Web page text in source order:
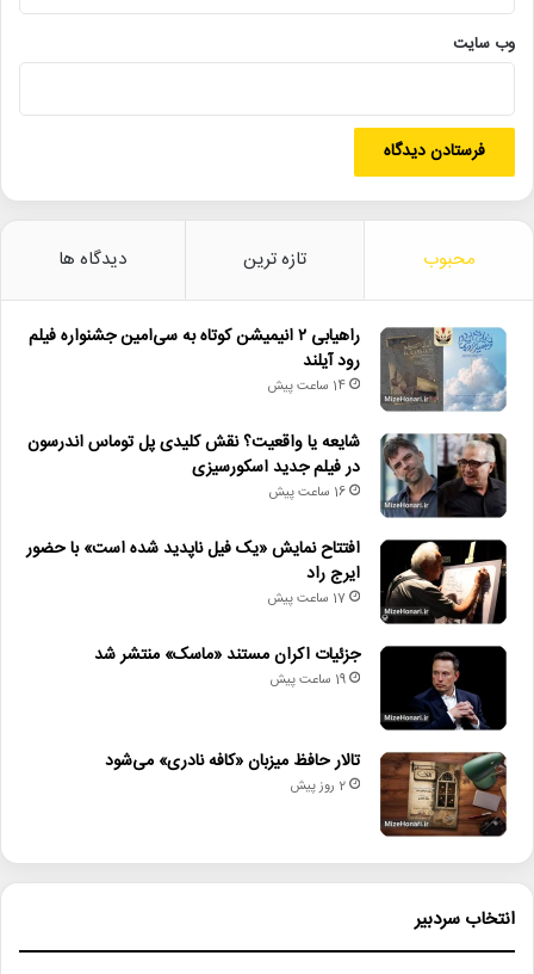
• تالار حافظ میزبان «کافه نادری» می‌شود
• نمایش ۲ فیلم در «پاتوق مستند»
تعلیق_عضویت
شانه_ساز_زاده
شورای_صیانت_خانه_سینما
قطع_همکاری
نماوا
وب‌ سایت
محبوب تازه ترین دیدگاه ها
راهیابی ۲ انیمیشن کوتاه به سی‌امین جشنواره فیلم
رود آیلند
14 ساعت پیش
شایعه یا واقعیت؟ نقش کلیدی پل توماس اندرسون
در فیلم جدید اسکورسیزی
16 ساعت پیش
افتتاح نمایش «یک فیل ناپدید شده است» با حضور
ایرج راد
17 ساعت پیش
جزئیات اکران مستند «ماسک» منتشر شد
19 ساعت پیش
تالار حافظ میزبان «کافه نادری» می‌شود
2 روز پیش
انتخاب سردبیر